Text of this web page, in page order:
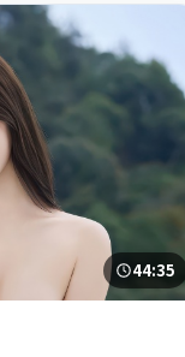
44:35